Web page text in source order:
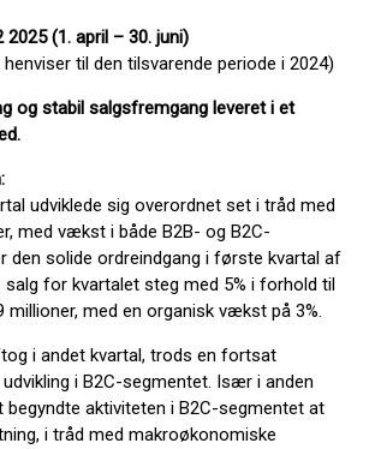
(1. april – 30. juni)
til den tilsvarende periode i 2024)
og stabil salgsfremgang leveret i et
udviklede sig overordnet set i tråd med
med vækst i både B2B- og B2C-
den solide ordreindgang i første kvartal af
salg for kvartalet steg med 5% i forhold til
millioner, med en organisk vækst på 3%.
i andet kvartal, trods en fortsat
i B2C-segmentet. Især i anden
begyndte aktiviteten i B2C-segmentet at
i tråd med makroøkonomiske